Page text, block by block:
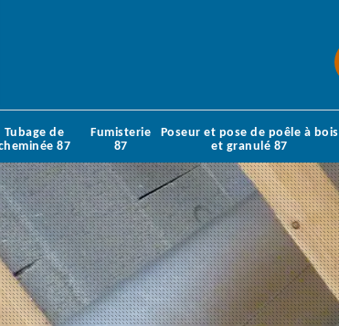
Tubage de
87
Fumisterie
87
Poseur et pose de poêle à bois
et granulé 87